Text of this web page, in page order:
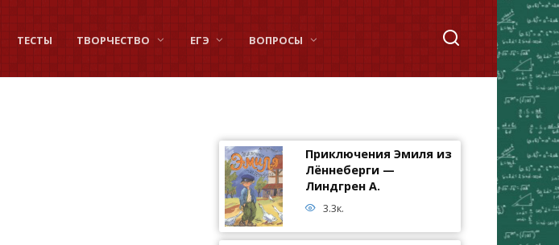
ТЕСТЫ ТВОРЧЕСТВО ЕГЭ ВОПРОСЫ
Приключения Эмиля из
Лённеберги —
Линдгрен А.
3.3к.